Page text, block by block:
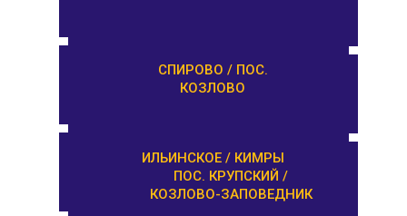
ТУРГИНОВО /
ЗАПОВЕДНИК
КАШИН / КАЛЯЗИН
СПИРОВО / ПОС.
КОЗЛОВО
ИЛЬИНСКОЕ / КИМРЫ
ПОС. КРУПСКИЙ /
КОЗЛОВО-ЗАПОВЕДНИК